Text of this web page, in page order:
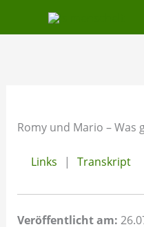
Romy und Mario – Was
Links Transkript
Veröffentlicht am: